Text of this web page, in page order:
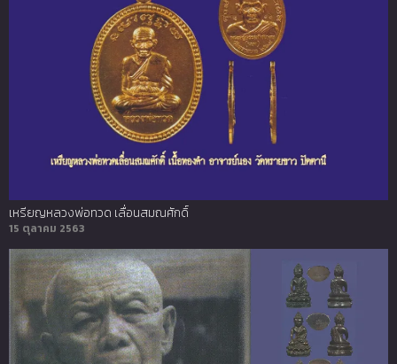
เหรียญหลวงพ่อทวด เลื่อนสมณศักดิ์
15 ตุลาคม 2563